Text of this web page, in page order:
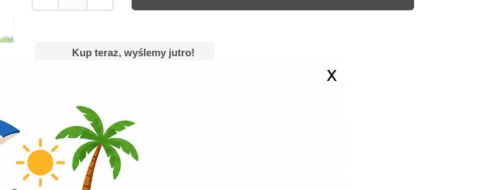
Kup teraz, wyślemy jutro!
Pora roku
Lato Wiosna
Okoliczność
Na co dzień